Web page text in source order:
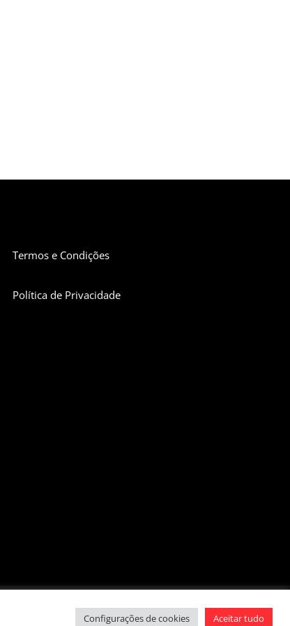
Termos e Condições
Política de Privacidade
Configurações de cookies Aceitar tudo